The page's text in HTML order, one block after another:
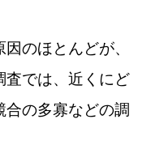
のほとんどが、
査では、近くにど
の多寡などの調